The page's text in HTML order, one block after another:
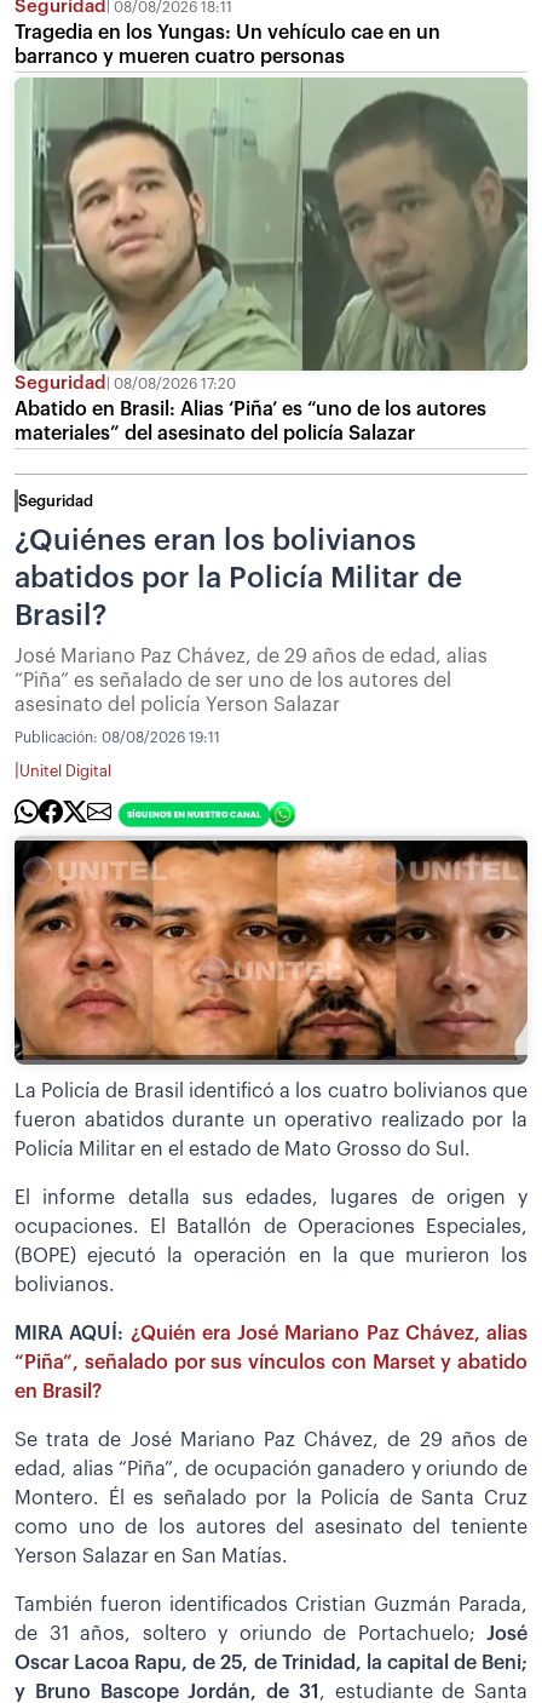
Seguridad 08/08/2026 18:11
Tragedia en los Yungas: Un vehículo cae en un
barranco y mueren cuatro personas
Seguridad 08/08/2026 17:20
Abatido en Brasil: Alias ‘Piña’ es “uno de los autores
materiales” del asesinato del policía Salazar
Seguridad
¿Quiénes eran los bolivianos
abatidos por la Policía Militar de
Brasil?
José Mariano Paz Chávez, de 29 años de edad, alias
“Piña” es señalado de ser uno de los autores del
asesinato del policía Yerson Salazar
Publicación: 08/08/2026 19:11
Unitel Digital
La Policía de Brasil identificó a los cuatro bolivianos que
fueron abatidos durante un operativo realizado por la
Policía Militar en el estado de Mato Grosso do Sul.
El informe detalla sus edades, lugares de origen y
ocupaciones. El Batallón de Operaciones Especiales,
(BOPE) ejecutó la operación en la que murieron los
bolivianos.
MIRA AQUÍ: ¿Quién era José Mariano Paz Chávez, alias
“Piña”, señalado por sus vínculos con Marset y abatido
en Brasil?
Se trata de José Mariano Paz Chávez, de 29 años de
edad, alias “Piña”, de ocupación ganadero y oriundo de
Montero. Él es señalado por la Policía de Santa Cruz
como uno de los autores del asesinato del teniente
Yerson Salazar en San Matías.
También fueron identificados Cristian Guzmán Parada,
de 31 años, soltero y oriundo de Portachuelo; José
Oscar Lacoa Rapu, de 25, de Trinidad, la capital de Beni;
y Bruno Bascope Jordán, de 31 , estudiante de Santa